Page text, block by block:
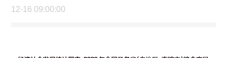
12-16 09:00:00